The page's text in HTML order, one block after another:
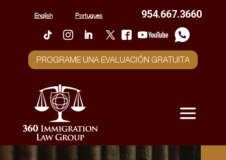
English Portugues 954.667.3660
PROGRAME UNA EVALUACIÓN GRATUITA